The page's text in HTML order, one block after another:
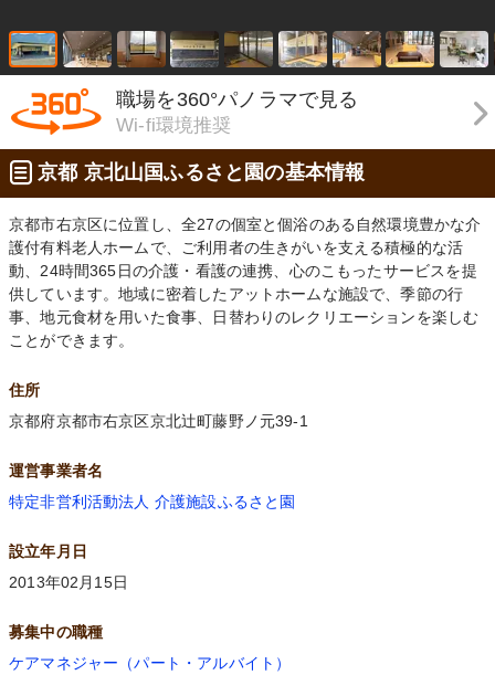
職場を360°パノラマで見る
Wi-fi環境推奨
京都 京北山国ふるさと園の基本情報
京都市右京区に位置し、全27の個室と個浴のある自然環境豊かな介
護付有料老人ホームで、ご利用者の生きがいを支える積極的な活
動、24時間365日の介護・看護の連携、心のこもったサービスを提
供しています。地域に密着したアットホームな施設で、季節の行
事、地元食材を用いた食事、日替わりのレクリエーションを楽しむ
ことができます。
住所
京都府京都市右京区京北辻町藤野ノ元39-1
運営事業者名
特定非営利活動法人 介護施設ふるさと園
設立年月日
2013年02月15日
募集中の職種
ケアマネジャー（パート・アルバイト）